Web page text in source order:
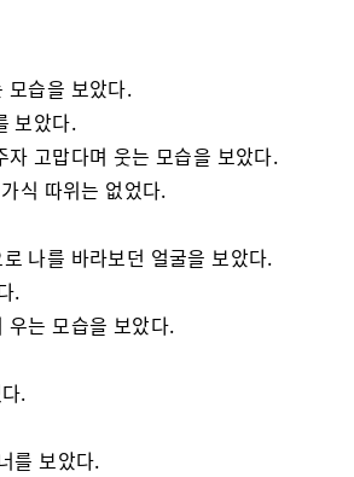
모습을 보았다.
보았다.
자 고맙다며 웃는 모습을 보았다.
식 따위는 없었다.
나를 바라보던 얼굴을 보았다.
.
우는 모습을 보았다.
.
를 보았다.